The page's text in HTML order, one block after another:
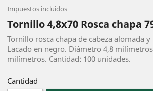
Impuestos incluidos
Tornillo 4,8x70 Rosca chapa
Tornillo rosca chapa de cabeza alomada
Lacado en negro. Diámetro 4,8
milímetros. Cantidad: 100 unidades.
Cantidad